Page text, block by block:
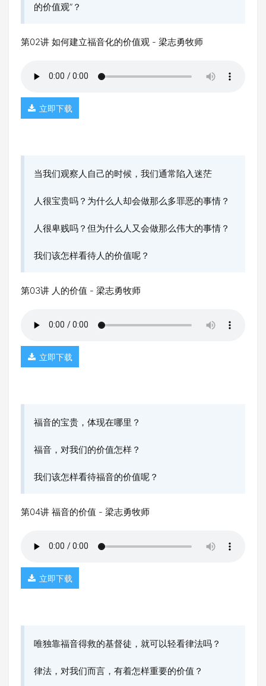
的价值观”？
第02讲 如何建立福音化的价值观 - 梁志勇牧师
立即下载
当我们观察人自己的时候，我们通常陷入迷茫
人很宝贵吗？为什么人却会做那么多罪恶的事情？
人很卑贱吗？但为什么人又会做那么伟大的事情？
我们该怎样看待人的价值呢？
第03讲 人的价值 - 梁志勇牧师
立即下载
福音的宝贵，体现在哪里？
福音，对我们的价值怎样？
我们该怎样看待福音的价值呢？
第04讲 福音的价值 - 梁志勇牧师
立即下载
唯独靠福音得救的基督徒，就可以轻看律法吗？
律法，对我们而言，有着怎样重要的价值？